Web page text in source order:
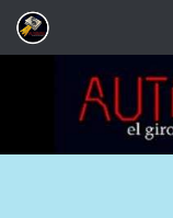
Saltar al contenido